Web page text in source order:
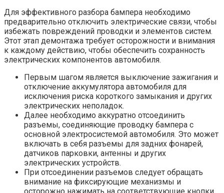
Для эффективного разбора бампера необходимо
предварительно отключить электрические связи, чтобы
избежать повреждений проводки и элементов систем.
Этот этап демонтажа требует осторожности и внимания
к каждому действию, чтобы обеспечить сохранность
электрических компонентов автомобиля.
Первым шагом является выключение зажигания и
отключение аккумулятора автомобиля для
исключения риска короткого замыкания и других
электрических неполадок.
Далее необходимо аккуратно отсоединить
разъемы, соединяющие проводку бампера с
основной электросистемой автомобиля. Это может
включать в себя разъемы для задних фонарей,
датчиков парковки, антенны и других
электрических устройств.
При отсоединении разъемов следует обращать
внимание на фиксирующие механизмы и